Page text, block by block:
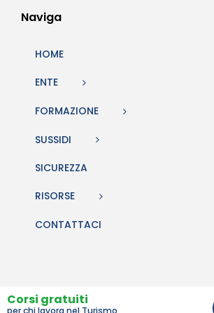
Corsi gratuiti
per chi lavora nel Turismo
Naviga
HOME
ENTE
FORMAZIONE
SUSSIDI
SICUREZZA
RISORSE
CONTATTACI